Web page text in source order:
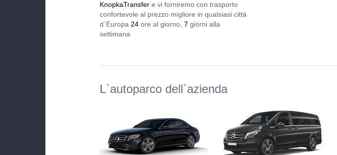
KnopkaTransfer e vi forniremo con trasporto
confortevole al prezzo migliore in qualsiasi città
d`Europa 24 ore al giorno, 7 giorni alla
settimana
L`autoparco dell`azienda